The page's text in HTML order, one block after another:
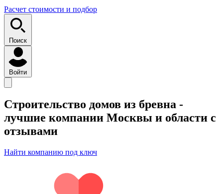
Расчет стоимости и подбор
Поиск
Войти
Строительство домов из бревна -
лучшие компании Москвы и области с
отзывами
Найти компанию под ключ